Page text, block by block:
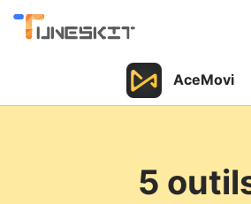
Produits
Support
AceMovi
Support
5